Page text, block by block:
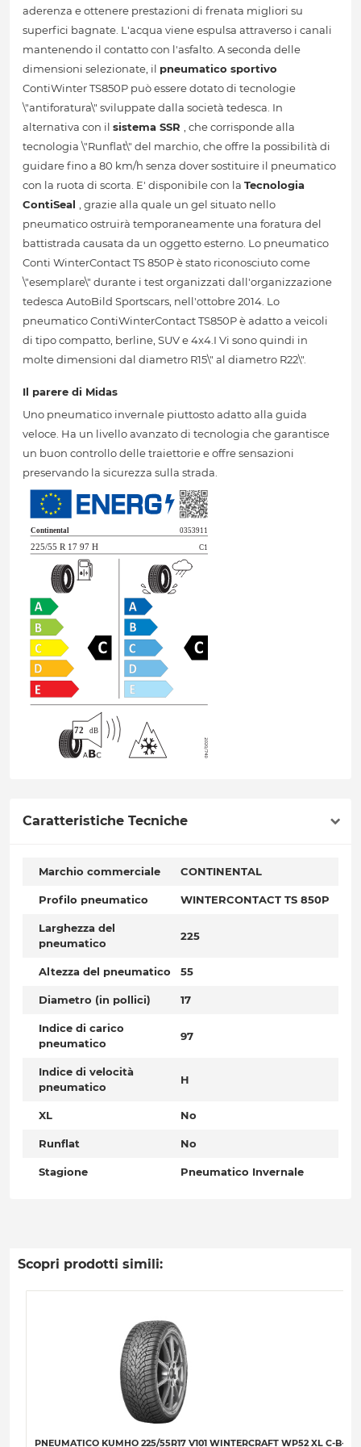
aderenza e ottenere prestazioni di frenata migliori su
superfici bagnate. L'acqua viene espulsa attraverso i canali
mantenendo il contatto con l'asfalto. A seconda delle
dimensioni selezionate, il pneumatico sportivo
ContiWinter TS850P può essere dotato di tecnologie
\"antiforatura\" sviluppate dalla società tedesca. In
alternativa con il sistema SSR , che corrisponde alla
tecnologia \"Runflat\" del marchio, che offre la possibilità di
guidare fino a 80 km/h senza dover sostituire il pneumatico
con la ruota di scorta. E' disponibile con la Tecnologia
ContiSeal , grazie alla quale un gel situato nello
pneumatico ostruirà temporaneamente una foratura del
battistrada causata da un oggetto esterno. Lo pneumatico
Conti WinterContact TS 850P è stato riconosciuto come
\"esemplare\" durante i test organizzati dall'organizzazione
tedesca AutoBild Sportscars, nell'ottobre 2014. Lo
pneumatico ContiWinterContact TS850P è adatto a veicoli
di tipo compatto, berline, SUV e 4x4.I Vi sono quindi in
molte dimensioni dal diametro R15\" al diametro R22\".
Il parere di Midas
Uno pneumatico invernale piuttosto adatto alla guida
veloce. Ha un livello avanzato di tecnologia che garantisce
un buon controllo delle traiettorie e offre sensazioni
preservando la sicurezza sulla strada.
Caratteristiche Tecniche
Marchio commerciale CONTINENTAL
Profilo pneumatico WINTERCONTACT TS 850P
Larghezza del
pneumatico
225
Altezza del pneumatico 55
Diametro (in pollici) 17
Indice di carico
pneumatico
97
Indice di velocità
pneumatico
H
XL No
Runflat No
Stagione Pneumatico Invernale
Scopri prodotti simili:
PNEUMATICO KUMHO 225/55R17 V101 WINTERCRAFT WP52 XL C-B-B-